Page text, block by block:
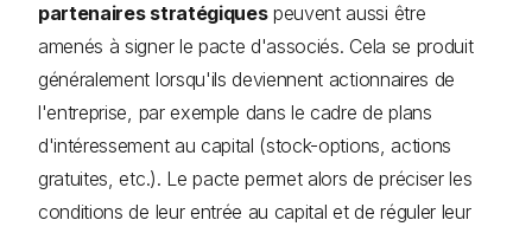
partenaires stratégiquespeuvent aussi être
amenés à signer le pacte d'associés. Cela se produit
généralement lorsqu'ils deviennent actionnaires de
l'entreprise, par exemple dans le cadre de plans
d'intéressement au capital (stock-options, actions
gratuites, etc.). Le pacte permet alors de préciser les
conditions de leur entrée au capital et de réguler leur